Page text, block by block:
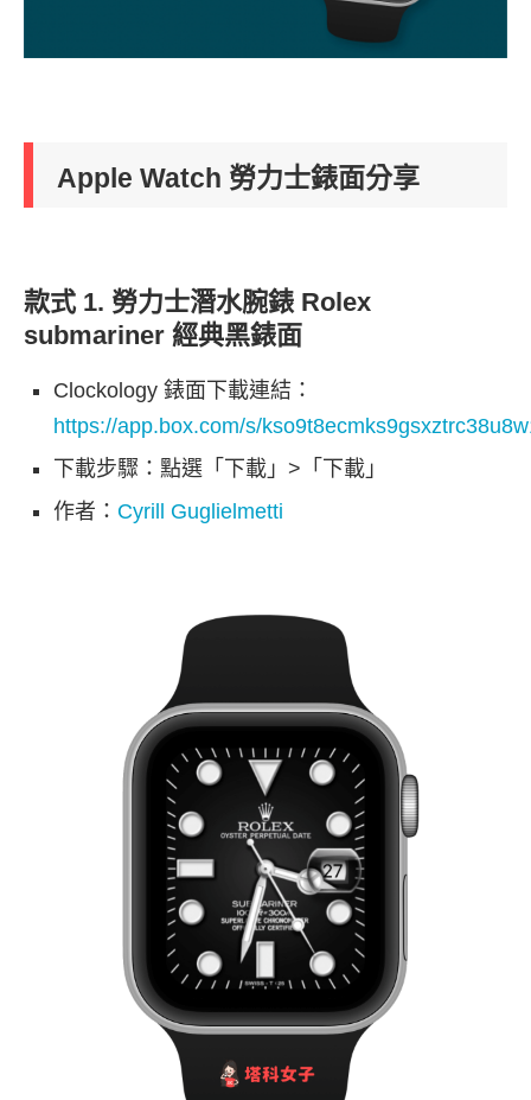
Apple Watch 勞力士錶面分享
款式 1. 勞力士潛水腕錶 Rolex
submariner 經典黑錶面
Clockology 錶面下載連結：
https://app.box.com/s/
下載步驟：點選「下載」>「下載」
作者： Cyrill Guglielmetti